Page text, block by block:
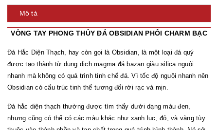
Mô tả
VÒNG TAY PHONG THỦY ĐÁ OBSIDIAN PHỐI CHARM BẠC
Đá Hắc Diện Thạch, hay còn gọi là Obsidian, là một loại đá quý
được tạo thành từ dung dịch magma đá bazan giàu silica nguội
nhanh mà không có quá trình tinh chế đá. Vì tốc độ nguội nhanh nên
Obsidian có cấu trúc tinh thể tương đối rời rạc và mịn.
Đá hắc diện thạch thường được tìm thấy dưới dạng màu đen,
nhưng cũng có thể có các màu khác như xanh lục, đỏ, và vàng tùy